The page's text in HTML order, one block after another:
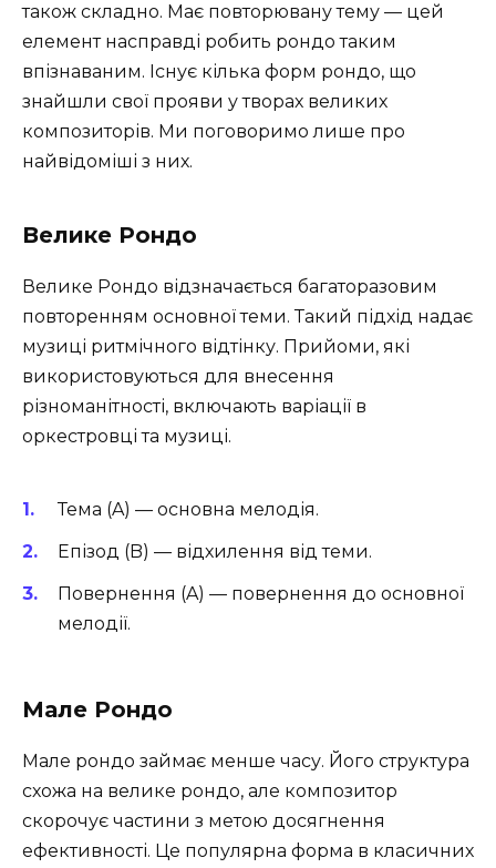
також складно. Має повторювану тему — цей
елемент насправді робить рондо таким
впізнаваним. Існує кілька форм рондо, що
знайшли свої прояви у творах великих
композиторів. Ми поговоримо лише про
найвідоміші з них.
Велике Рондо
Велике Рондо відзначається багаторазовим
повторенням основної теми. Такий підхід надає
музиці ритмічного відтінку. Прийоми, які
використовуються для внесення
різноманітності, включають варіації в
оркестровці та музиці.
Тема (A) — основна мелодія.
Епізод (B) — відхилення від теми.
Повернення (A) — повернення до основної
мелодії.
Мале Рондо
Мале рондо займає менше часу. Його структура
схожа на велике рондо, але композитор
скорочує частини з метою досягнення
ефективності. Це популярна форма в класичних